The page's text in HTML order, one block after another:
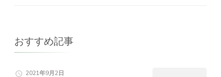
ゲ
おすすめ記事
2021年9月2日